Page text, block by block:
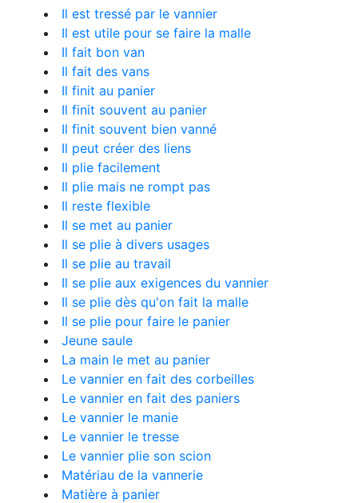
Il est tressé par le vannier
Il est utile pour se faire la malle
Il fait bon van
Il fait des vans
Il finit au panier
Il finit souvent au panier
Il finit souvent bien vanné
Il peut créer des liens
Il plie facilement
Il plie mais ne rompt pas
Il reste flexible
Il se met au panier
Il se plie à divers usages
Il se plie au travail
Il se plie aux exigences du vannier
Il se plie dès qu'on fait la malle
Il se plie pour faire le panier
Jeune saule
La main le met au panier
Le vannier en fait des corbeilles
Le vannier en fait des paniers
Le vannier le manie
Le vannier le tresse
Le vannier plie son scion
Matériau de la vannerie
Matière à panier